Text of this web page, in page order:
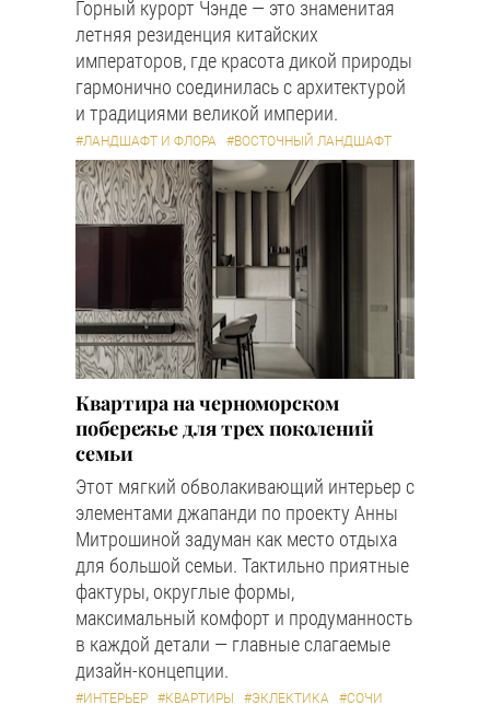
Горный курорт Чэнде — это знаменитая
летняя резиденция китайских
императоров, где красота дикой природы
гармонично соединилась с архитектурой
и традициями великой империи.
#ЛАНДШАФТ И ФЛОРА #ВОСТОЧНЫЙ ЛАНДШАФТ
Квартира на черноморском
побережье для трех поколений
семьи
Этот мягкий обволакивающий интерьер с
элементами джапанди по проекту Анны
Митрошиной задуман как место отдыха
для большой семьи. Тактильно приятные
фактуры, округлые формы,
максимальный комфорт и продуманность
в каждой детали — главные слагаемые
дизайн-концепции.
#ИНТЕРЬЕР #КВАРТИРЫ #ЭКЛЕКТИКА #СОЧИ